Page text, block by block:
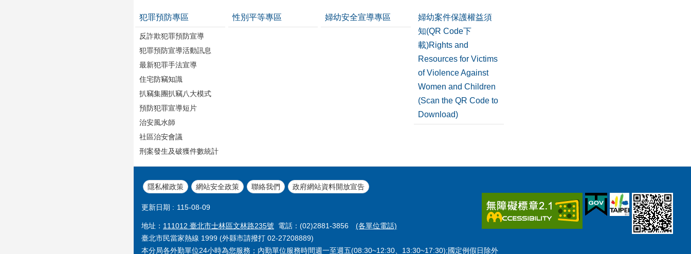
犯罪預防專區
反詐欺犯罪預防宣導
犯罪預防宣導活動訊息
最新犯罪手法宣導
住宅防竊知識
扒竊集團扒竊八大模式
預防犯罪宣導短片
治安風水師
社區治安會議
刑案發生及破獲件數統計
性別平等專區 婦幼安全宣導專區
婦幼案件保護權益須
知(QR Code下
載)Rights and
Resources for Victims
of Violence Against
Women and Children
(Scan the QR Code to
Download)
隱私權政策 網站安全政策 聯絡我們 政府網站資料開放宣告
更新日期 115-08-09
地址： 111012 臺北市士林區文林路235號 電話：(02)2881-3856 (各單位電話)
臺北市民當家熱線 1999 (外縣市請撥打 02-27208889)
本分局各外勤單位24小時為您服務；內勤單位服務時間週一至週五(08:30~12:30、13:30~17:30);國定例假日除外